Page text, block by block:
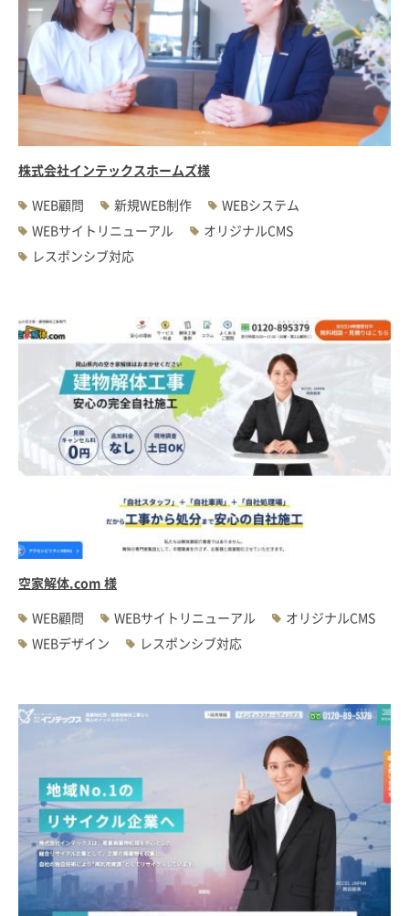
株式会社インテックスホームズ様
WEB顧問
新規WEB制作
WEBシステム
WEBサイトリニューアル
オリジナルCMS
レスポンシブ対応
空家解体.com 様
WEB顧問
WEBサイトリニューアル
オリジナルCMS
WEBデザイン
レスポンシブ対応